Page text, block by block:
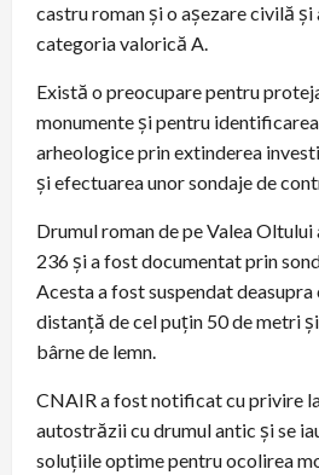
castru roman și o așezare civilă și
categoria valorică A.
Există o preocupare pentru
monumente și pentru
arheologice prin extinderea
și efectuarea unor sondaje de
Drumul roman de pe Valea
236 și a fost documentat prin
Acesta a fost suspendat deasupra
distanță de cel puțin 50 de metri
bârne de lemn.
CNAIR a fost notificat cu privire
autostrăzii cu drumul antic și se
soluțiile optime pentru ocolirea